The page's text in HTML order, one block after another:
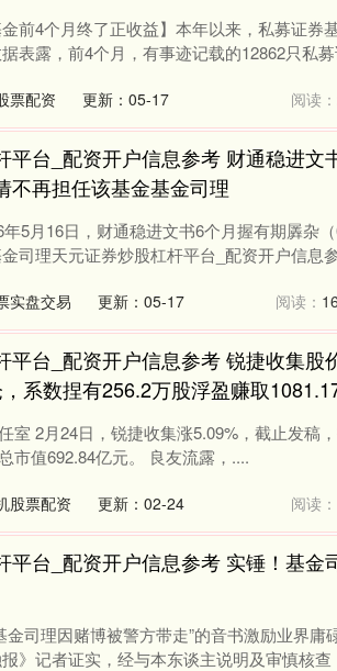
金前4个月终了正收益】本年以来，私募证券
表露，前4个月，有事迹记载的12862只私
票配资 更新：05-17 阅读：
平台_配资开户信息参考 财通稳进文
不再担任该基金基金司理
5月16日，财通稳进文书6个月握有期羼杂
司理天元证券炒股杠杆平台_配资开户信息
实盘交易 更新：05-17 阅读：
平台_配资开户信息参考 锐捷收集股
系数捏有256.2万股浮盈赚取
室 2月24日，锐捷收集涨5.09%，截止发稿
市值692.84亿元。 良友流露，....
股票配资 更新：02-24 阅读：
平台_配资开户信息参考 实锤！基金
金司理因赌博被警方带走”的音书激励业界庸
》记者证实，经与本东谈主说明及审慎核查